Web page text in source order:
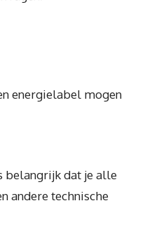
energielabel mogen
belangrijk dat je alle
andere technische